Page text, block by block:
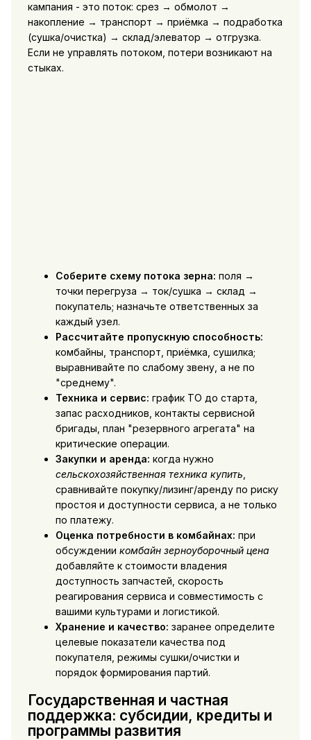
кампания - это поток: срез → обмолот →
накопление → транспорт → приёмка → подработка
(сушка/очистка) → склад/элеватор → отгрузка.
Если не управлять потоком, потери возникают на
стыках.
Соберите схему потока зерна: поля →
точки перегруза → ток/сушка → склад →
покупатель; назначьте ответственных за
каждый узел.
Рассчитайте пропускную способность:
комбайны, транспорт, приёмка, сушилка;
выравнивайте по слабому звену, а не по
"среднему".
Техника и сервис: график ТО до старта,
запас расходников, контакты сервисной
бригады, план "резервного агрегата" на
критические операции.
Закупки и аренда: когда нужно
сельскохозяйственная техника купить
сравнивайте покупку/лизинг/аренду по риску
простоя и доступности сервиса, а не только
по платежу.
Оценка потребности в комбайнах: при
обсуждении комбайн зерноуборочный цена
добавляйте к стоимости владения
доступность запчастей, скорость
реагирования сервиса и совместимость с
вашими культурами и логистикой.
Хранение и качество: заранее определите
целевые показатели качества под
покупателя, режимы сушки/очистки и
порядок формирования партий.
Государственная и частная
поддержка: субсидии, кредиты и
программы развития